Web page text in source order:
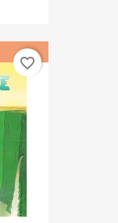
favorite_border